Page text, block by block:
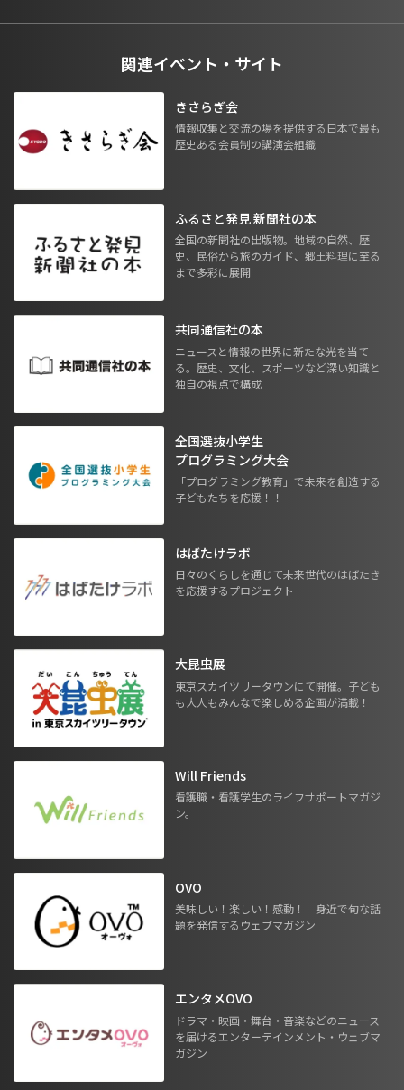
関連イベント・サイト
きさらぎ会
情報収集と交流の場を提供する日本で最も
歴史ある会員制の講演会組織
ふるさと発見 新聞社の本
全国の新聞社の出版物。地域の自然、歴
史、民俗から旅のガイド、郷土料理に至る
まで多彩に展開
共同通信社の本
ニュースと情報の世界に新たな光を当て
る。歴史、文化、スポーツなど深い知識と
独自の視点で構成
全国選抜小学生
プログラミング大会
「プログラミング教育」で未来を創造する
子どもたちを応援！！
はばたけラボ
日々のくらしを通じて未来世代のはばたき
を応援するプロジェクト
大昆虫展
東京スカイツリータウンにて開催。子ども
も大人もみんなで楽しめる企画が満載！
Will Friends
看護職・看護学生のライフサポートマガジ
ン。
OVO
美味しい！楽しい！感動！ 身近で旬な話
題を発信するウェブマガジン
エンタメOVO
ドラマ・映画・舞台・音楽などのニュース
を届けるエンターテインメント・ウェブマ
ガジン